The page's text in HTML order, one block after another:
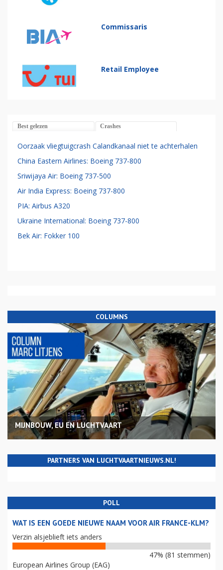
Commissaris
Retail Employee
Best gelezen Crashes
Oorzaak vliegtuigcrash Calandkanaal niet te achterhalen
China Eastern Airlines: Boeing 737-800
Sriwijaya Air: Boeing 737-500
Air India Express: Boeing 737-800
PIA: Airbus A320
Ukraine International: Boeing 737-800
Bek Air: Fokker 100
COLUMNS
MIJNBOUW, EU EN LUCHTVAART
PARTNERS VAN LUCHTVAARTNIEUWS.NL!
POLL
WAT IS EEN GOEDE NIEUWE NAAM VOOR AIR FRANCE-KLM?
Verzin alsjeblieft iets anders
47% (81 stemmen)
European Airlines Group (EAG)